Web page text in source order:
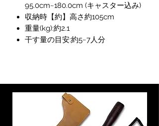
95.0cm~180.0cm (キャスター込み)
収納時【約】高さ約105cm
重量(kg):約2.1
干す量の目安:約5~7人分